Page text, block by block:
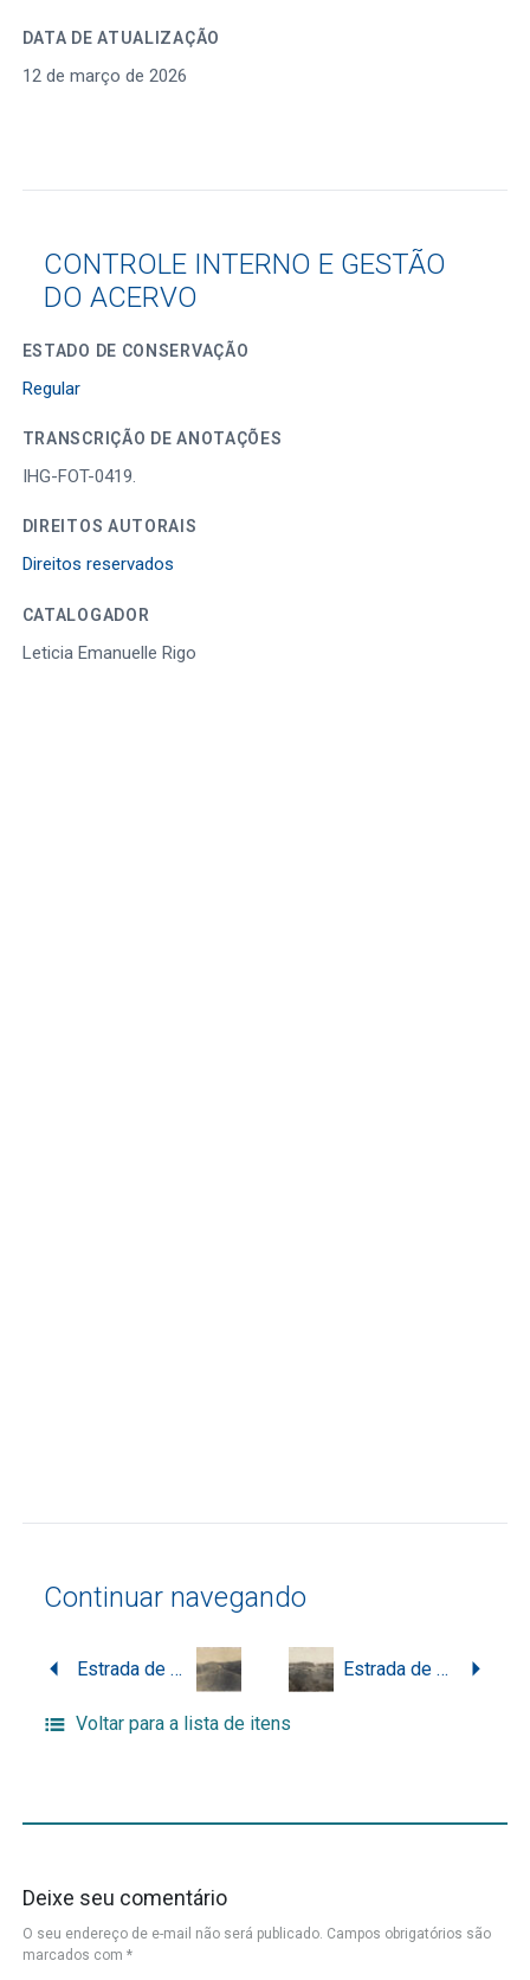
DATA DE ATUALIZAÇÃO
12 de março de 2026
CONTROLE INTERNO E GESTÃO
DO ACERVO
ESTADO DE CONSERVAÇÃO
Regular
TRANSCRIÇÃO DE ANOTAÇÕES
IHG-FOT-0419.
DIREITOS AUTORAIS
Direitos reservados
CATALOGADOR
Leticia Emanuelle Rigo
Continuar navegando
Estrada de Lages – Passo do Socorro Estrada de Lages – Passo do Socorro
Voltar para a lista de itens
Deixe seu comentário
O seu endereço de e-mail não será publicado. Campos obrigatórios são
marcados com *